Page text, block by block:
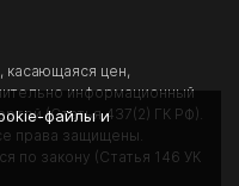
касающаяся цен,
информационный
(Статья 437(2) ГК РФ).
права защищены.
по закону (Статья 146 УК
файлы и